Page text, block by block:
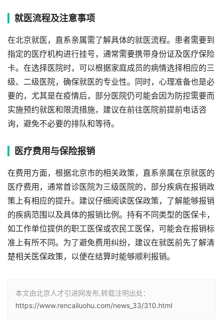
就医流程及注意事项
在北京就医，直系亲属需了解具体的就医流程。患者需要到
指定的医疗机构进行挂号，通常需要携带身份证及医疗保险
卡。在选择医院时，可以根据家庭成员的病情选择相应的三
级、二级医院，确保就医的专业性。同时，心理准备也是必
要的，尤其是在疫情后，部分医院仍可能会因为防控需要而
实施预约就医和限流措施，建议在前往医院前提前电话咨
询，避免不必要的排队和等待。
医疗费用与保险报销
在费用方面，根据北京市的相关政策，直系亲属在京就医的
医疗费用，通常首诊医院为三级医院的，部分疾病在报销政
策上有相应的提升。建议仔细阅读医保政策，了解能够报销
的疾病范围以及具体的报销比例。持有不同类型的医保卡，
如工作单位提供的职工医保或农民工医保，可能会在报销标
准上有所不同。为了避免费用纠纷，建议在就医前先了解清
楚相关医保政策，以便在结算时能够顺利报销。
本文由北京人才引进网发布,转载注明出处：
https://www.rencailuohu.com/news_33/310.html